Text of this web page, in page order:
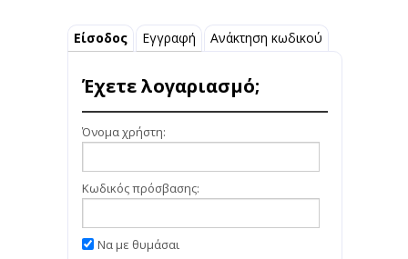
Είσοδος Εγγραφή Ανάκτηση κωδικού
Έχετε λογαριασμό;
Όνομα χρήστη:
Κωδικός πρόσβασης:
Να με θυμάσαι